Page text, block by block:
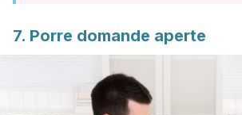
7. Porre domande aperte